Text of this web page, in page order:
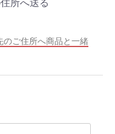
所へ送る
のご住所へ商品と一緒